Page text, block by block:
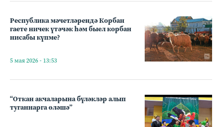
Республика мәчетләрендә Корбан
гаете ничек үтәчәк һәм быел корбан
нисабы күпме?
5 мая 2026 - 13:53
“Откан акчаларына бүләкләр алып
туганнарга өләшә”